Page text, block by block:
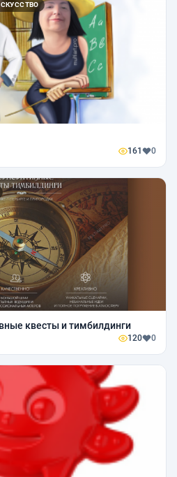
161 0
квесты и тимбилдинги
120 0